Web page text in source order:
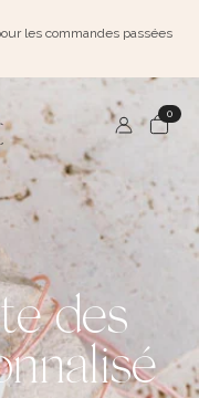
les commandes passées
0
des